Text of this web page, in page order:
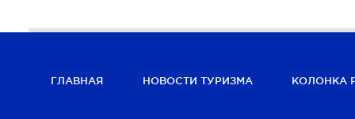
ГЛАВНАЯ НОВОСТИ ТУРИЗМА КОЛОНКА